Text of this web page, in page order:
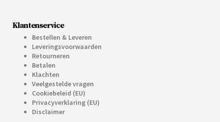
Klantenservice
Bestellen & Leveren
Leveringsvoorwaarden
Retourneren
Betalen
Klachten
Veelgestelde vragen
Cookiebeleid (EU)
Privacyverklaring (EU)
Disclaimer